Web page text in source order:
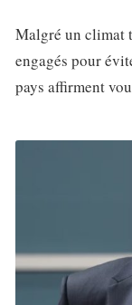
Malgré un climat
engagés pour
pays affirment